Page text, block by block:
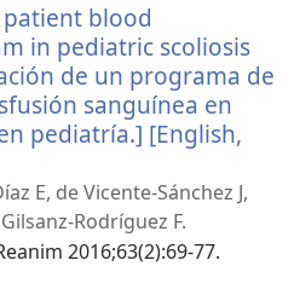
窗
口）
blood
in pediatric scoliosis
de un programa de
sanguínea en
pediatría.] [English,
E, de Vicente-Sánchez J,
Rodríguez F.
2016;63(2):69-77.